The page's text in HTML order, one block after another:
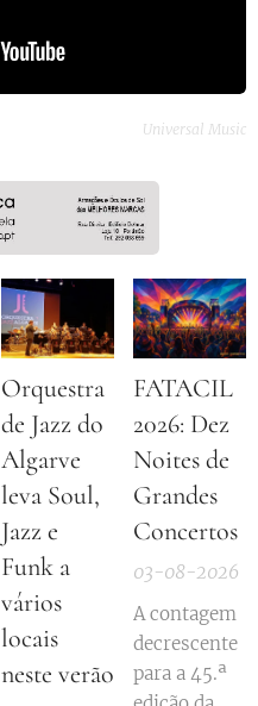
Universal Music
Orquestra
de Jazz do
Algarve
leva Soul,
Jazz e
Funk a
vários
locais
neste verão
FATACIL
2026: Dez
Noites de
Grandes
Concertos
03-08-2026
A contagem
decrescente
para a 45.ª